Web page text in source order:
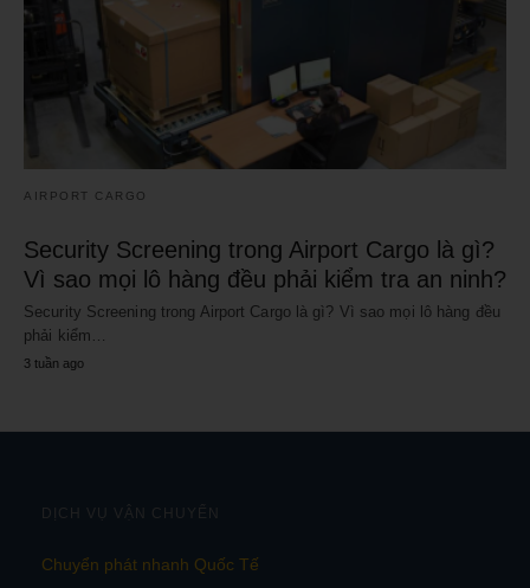
AIRPORT CARGO
Security Screening trong Airport Cargo là gì?
Vì sao mọi lô hàng đều phải kiểm tra an ninh?
Security Screening trong Airport Cargo là gì? Vì sao mọi lô hàng đều
phải kiểm…
3 tuần ago
DỊCH VỤ VẬN CHUYỂN
Chuyển phát nhanh Quốc Tế